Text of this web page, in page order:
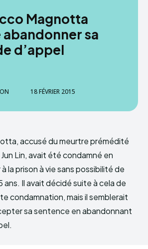
Magnotta
sa
d’appel
18 FÉVRIER 2015
accusé du meurtre prémédité
Lin, avait été condamné en
la prison à vie sans possibilité de
ans. Il avait décidé suite à cela de
condamnation, mais il semblerait
sa sentence en abandonnant